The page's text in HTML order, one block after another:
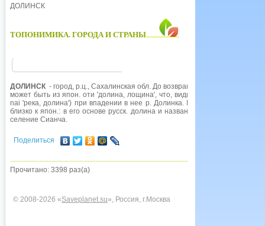
ДОЛИНСК
ТОПОНИМИКА. ГОРОДА И СТРАНЫ
ДОЛИНСК - город, р.ц., Сахалинская обл. До возвращения Юж. Сахалина
может быть из япон. оти 'долина, лощина', что, видимо, связано с его
nai 'река, долина') при впадении в нее р. Долинка. В 1946 г.
близко к япон.: в его основе русск. долина и название р. Долинка. В
селение Сианча.
Поделиться
Прочитано: 3398 раз(а)
© 2008-2026 «Saveplanet.su», Россия, г.Москва